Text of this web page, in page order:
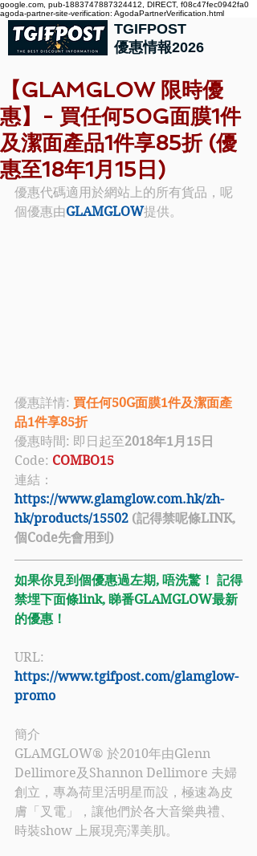
google.com, pub-1883747887324412, DIRECT, f08c47fec0942fa0
agoda-partner-site-verification: AgodaPartnerVerification.html
TGIFPOST
優惠情報2026
【GLAMGLOW 限時優
惠】- 買任何50G面膜1件
及潔面產品1件享85折 (優
惠至18年1月15日)
優惠代碼適用於網站上的所有貨品，呢
個優惠由GLAMGLOW提供。
優惠詳情: 買任何50G面膜1件及潔面產
品1件享85折
優惠時間: 即日起至2018年1月15日
Code: COMBO15
連結：
https://www.glamglow.com.hk/zh-
hk/products/15502 (記得禁呢條LINK,
個Code先會用到)
如果你見到個優惠過左期, 唔洗驚！ 記得
禁埋下面條link, 睇番GLAMGLOW最新
的優惠！
URL:
https://www.tgifpost.com/glamglow-
promo
簡介
GLAMGLOW® 於2010年由Glenn
Dellimore及Shannon Dellimore 夫婦
創立，專為荷里活明星而設，極速為皮
膚「叉電」，讓他們於各大音樂典禮、
時裝show 上展現亮澤美肌。